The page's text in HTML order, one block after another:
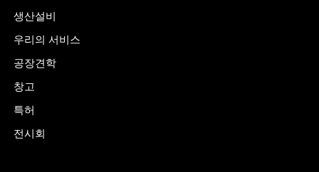
생산설비
우리의 서비스
공장견학
창고
특허
전시회